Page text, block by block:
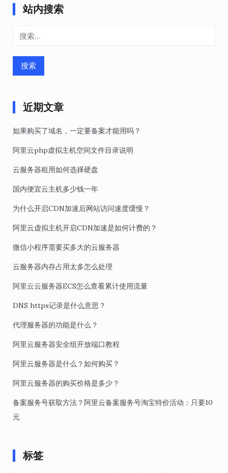
站内搜索
近期文章
如果购买了域名，一定要备案才能用吗？
阿里云php虚拟主机空间文件目录说明
云服务器租用如何选择硬盘
国内便宜云主机多少钱一年
为什么开启CDN加速后网站访问速度缓慢？
阿里云虚拟主机开启CDN加速是如何计费的？
微信小程序需要买多大的云服务器
云服务器内存占用太多怎么处理
阿里云云服务器ECS怎么查看累计使用流量
DNS https记录是什么意思？
代理服务器的功能是什么？
阿里云服务器安全组开放端口教程
阿里云服务器是什么？如何购买？
阿里云服务器的购买价格是多少？
备案服务号获取方法？阿里云备案服务号淘宝特价活动：只要10
元
标签